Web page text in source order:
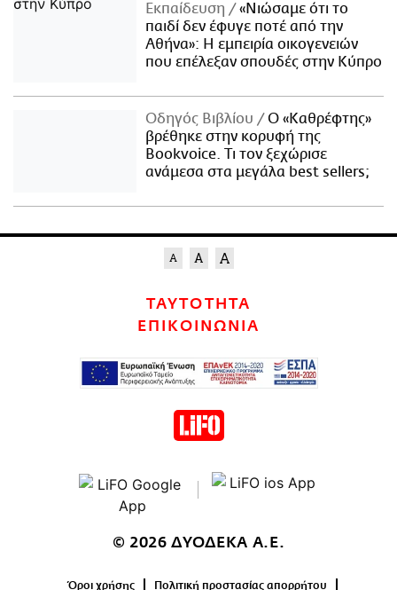
Εκπαίδευση
«Νιώσαμε ότι το
παιδί δεν έφυγε ποτέ από την
Αθήνα»: Η εμπειρία οικογενειών
που επέλεξαν σπουδές στην Κύπρο
Οδηγός Βιβλίου
Ο «Καθρέφτης»
βρέθηκε στην κορυφή της
Bookvoice. Τι τον ξεχώρισε
ανάμεσα στα μεγάλα best sellers;
ΤΑΥΤΟΤΗΤΑ
ΕΠΙΚΟΙΝΩΝΙΑ
© 2026 ΔΥΟΔΕΚΑ Α.Ε.
Όροι χρήσης Πολιτική προστασίας απορρήτου